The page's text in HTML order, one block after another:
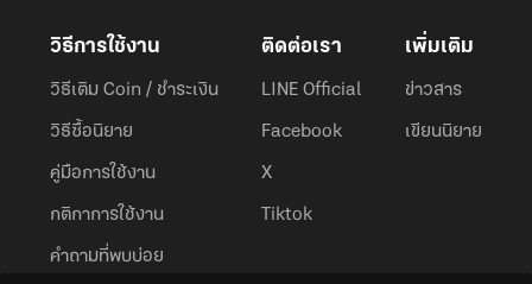
วิธีการใช้งาน
วิธีเติม Coin / ชำระเงิน
วิธีซื้อนิยาย
คู่มือการใช้งาน
กติกาการใช้งาน
คำถามที่พบบ่อย
ติดต่อเรา
LINE Official
Facebook
X
Tiktok
เพิ่มเติม
ข่าวสาร
เขียนนิยาย